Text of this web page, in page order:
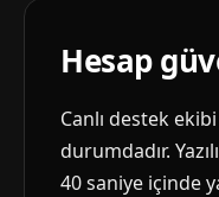
Hesap
Canlı destek
durumdadır.
40 saniye içinde